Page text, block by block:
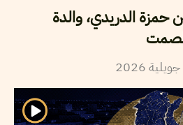
الدريدي، والدة
جويلية2026